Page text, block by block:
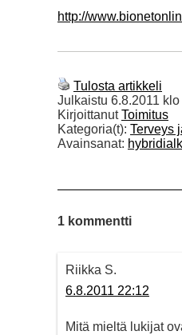
http://
Tulosta artikkeli
Julkaistu 6.8.2011
KirjoittanutToimitus
Kategoria(t): Terveys
Avainsanat:
1 kommentti
Riikka S.
6.8.2011 22:12
Mitä mieltä lukijat